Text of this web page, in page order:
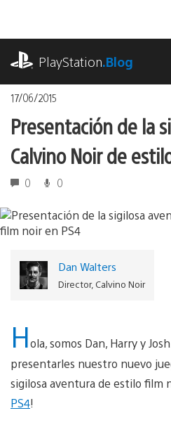
contenido
PlayStation.Blog
17/06/2015
Presentación de la
Calvino Noir de
0 0
Dan Walters
Director, Calvino Noir
Hola, somos Dan, Harry y
presentarles nuestro nuevo
sigilosa aventura de estilo film
PS4!